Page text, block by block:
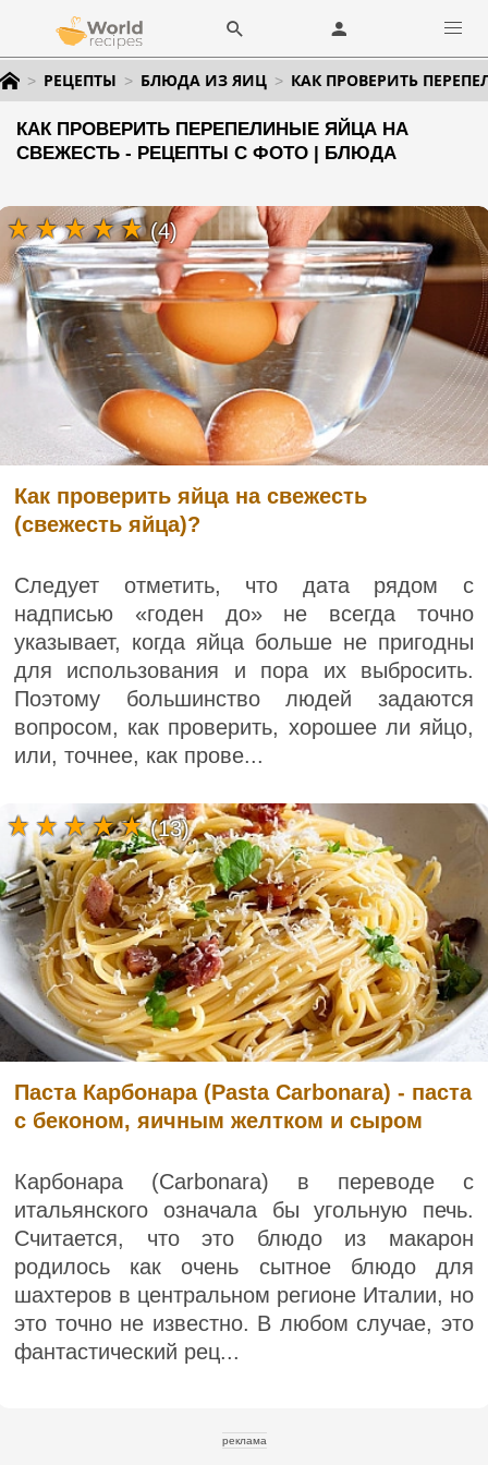
РЕЦЕПТЫ БЛЮДА ИЗ ЯИЦ КАК ПРОВЕРИТЬ
КАК ПРОВЕРИТЬ ПЕРЕПЕЛИНЫЕ ЯЙЦА НА
СВЕЖЕСТЬ - РЕЦЕПТЫ С ФОТО | БЛЮДА
Как проверить яйца на свежесть
(свежесть яйца)?
Следует отметить, что дата рядом с
надписью «годен до» не всегда точно
указывает, когда яйца больше не пригодны
для использования и пора их выбросить.
Поэтому большинство людей задаются
вопросом, как проверить, хорошее ли яйцо,
или, точнее, как прове...
(4)
Паста Карбонара (Pasta Carbonara) - паста
с беконом, яичным желтком и сыром
Карбонара (Carbonara) в переводе с
итальянского означала бы угольную печь.
Считается, что это блюдо из макарон
родилось как очень сытное блюдо для
шахтеров в центральном регионе Италии, но
это точно не известно. В любом случае, это
фантастический рец...
(13)
реклама